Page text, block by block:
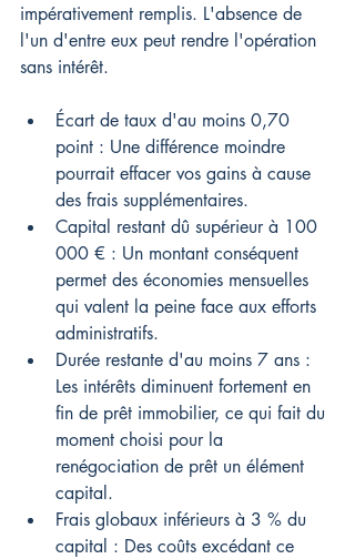
impérativement remplis. L'absence de
l'un d'entre eux peut rendre l'opération
sans intérêt.
Écart de taux d'au moins 0,70
point : Une différence moindre
pourrait effacer vos gains à cause
des frais supplémentaires.
Capital restant dû supérieur à 100
000 € : Un montant conséquent
permet des économies mensuelles
qui valent la peine face aux efforts
administratifs.
Durée restante d'au moins 7 ans :
Les intérêts diminuent fortement en
fin de prêt immobilier, ce qui fait du
moment choisi pour la
renégociation de prêt un élément
capital.
Frais globaux inférieurs à 3 % du
capital : Des coûts excédant ce